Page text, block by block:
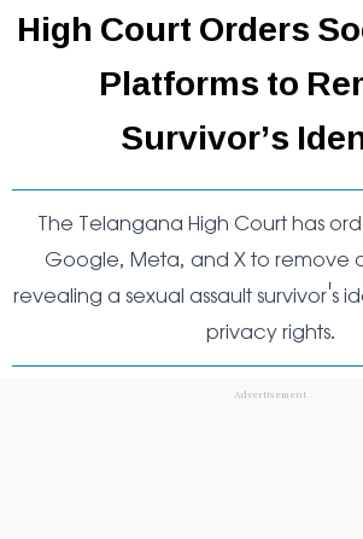
High Court Orders
Platforms to
Survivor’s
The Telangana High Court has
Google, Meta, and X to remove
revealing a sexual assault survivor's
privacy rights.